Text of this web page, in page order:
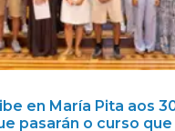
en María Pita aos
pasarán o curso que